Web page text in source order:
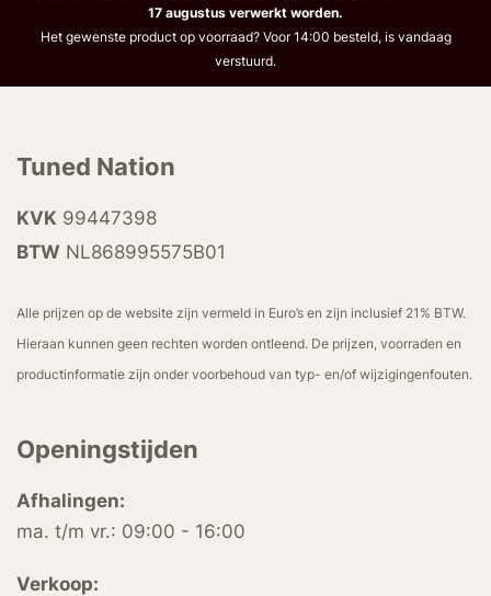
17 augustus verwerkt worden.
Het gewenste product op voorraad? Voor 14:00 besteld, is vandaag
verstuurd.
Tuned Nation
KVK 99447398
BTW NL868995575B01
Alle prijzen op de website zijn vermeld in Euro’s en zijn inclusief 21% BTW.
Hieraan kunnen geen rechten worden ontleend. De prijzen, voorraden en
productinformatie zijn onder voorbehoud van typ- en/of wijzigingenfouten.
Openingstijden
Afhalingen:
ma. t/m vr.: 09:00 - 16:00
Verkoop: